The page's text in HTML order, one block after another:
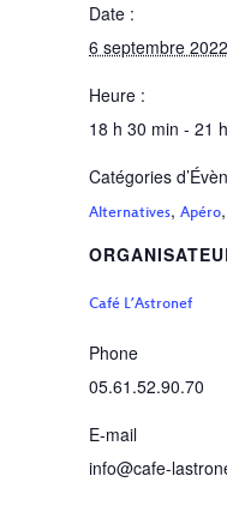
Date :
6 septembre 2022
Heure :
18 h 30 min - 21
Catégories
Alternatives, Apéro,
Café L’Astronef
Phone
05.61.52.90.70
E-mail
info@cafe-